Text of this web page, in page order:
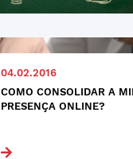
04.02.2016
COMO CONSOLIDAR A
PRESENÇA ONLINE?